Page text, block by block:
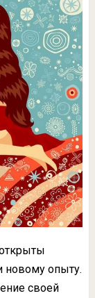
опыту.
своей